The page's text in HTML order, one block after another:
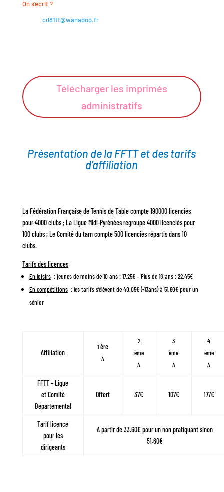
On s’écrit ?
cd81tt@wanadoo.fr
Télécharger les imprimés
administratifs
Présentation de la FFTT et des tarifs
d’affiliation
La Fédération Française de Tennis de Table compte 190000 licenciés
pour 4000 clubs ; La Ligue Midi-Pyrénées regroupe 4000 licenciés pour
100 clubs ; Le Comité du tarn compte 500 licenciés répartis dans 10
clubs.
Tarifs des licences
En loisirs : jeunes de moins de 10 ans : 17.25€ – Plus de 18 ans : 22.45€
En compétitions : les tarifs s’élèvent de 40.05€ (-13ans) à 51.60€ pour un
sénior
Affiliation
1ère
A
2
ème
A
3
ème
A
4
ème
A
FFTT – Ligue
et Comité
Départemental
Offert 37€ 107€ 177€
Tarif licence
pour les
dirigeants
A partir de 33.60€ pour un non pratiquant sinon
51.60€